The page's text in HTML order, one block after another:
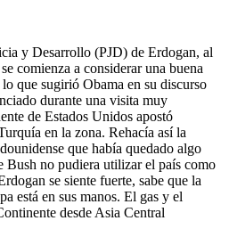
y Desarrollo (PJD) de Erdogan, al
comienza a considerar una buena
que sugirió Obama en su discurso
durante una visita muy
de Estados Unidos apostó
en la zona. Rehacía así la
que había quedado algo
Bush no pudiera utilizar el país como
se siente fuerte, sabe que la
está en sus manos. El gas y el
desde Asia Central